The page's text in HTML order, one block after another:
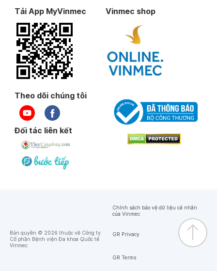
Tải App MyVinmec Vinmec shop
Theo dõi chúng tôi
Đối tác liên kết
Bản quyền © 2026 thuộc về Công ty
Cổ phần Bệnh viện Đa khoa Quốc tế
Vinmec
Chính sách bảo vệ dữ liệu cá nhân
của Vinmec
GR Privacy
GR Terms